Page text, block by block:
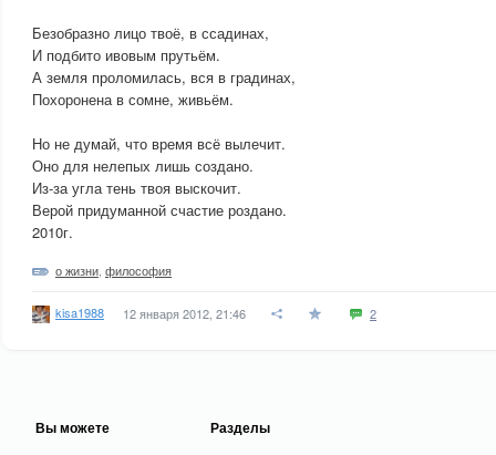
Безобразно лицо твоё, в ссадинах,
И подбито ивовым прутьём.
А земля проломилась, вся в градинах,
Похоронена в сомне, живьём.
Но не думай, что время всё вылечит.
Оно для нелепых лишь создано.
Из-за угла тень твоя выскочит.
Верой придуманной счастие роздано.
2010г.
о жизни философия
kisa1988 12 января 2012, 21:46 2
Вы можете Разделы